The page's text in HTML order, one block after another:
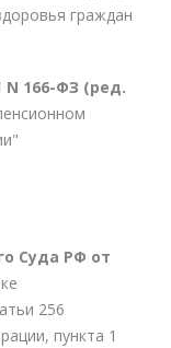
граждан
N 166-ФЗ (ред.
Суда РФ от
256
пункта 1